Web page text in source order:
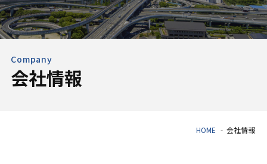
Company
会社情報
HOME 会社情報